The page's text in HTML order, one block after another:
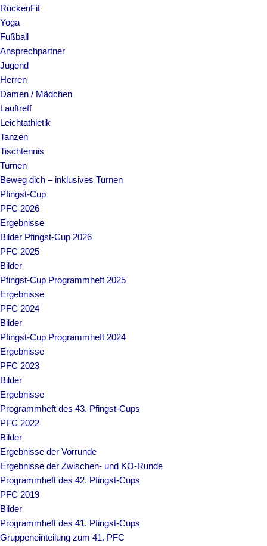
RückenFit
Yoga
Fußball
Ansprechpartner
Jugend
Herren
Damen / Mädchen
Lauftreff
Leichtathletik
Tanzen
Tischtennis
Turnen
Beweg dich – inklusives Turnen
Pfingst-Cup
PFC 2026
Ergebnisse
Bilder Pfingst-Cup 2026
PFC 2025
Bilder
Pfingst-Cup Programmheft 2025
Ergebnisse
PFC 2024
Bilder
Pfingst-Cup Programmheft 2024
Ergebnisse
PFC 2023
Bilder
Ergebnisse
Programmheft des 43. Pfingst-Cups
PFC 2022
Bilder
Ergebnisse der Vorrunde
Ergebnisse der Zwischen- und KO-Runde
Programmheft des 42. Pfingst-Cups
PFC 2019
Bilder
Programmheft des 41. Pfingst-Cups
Gruppeneinteilung zum 41. PFC